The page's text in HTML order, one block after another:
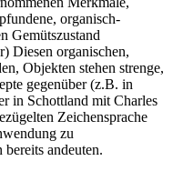
organisch-
Gemütszustand
Diesen organischen,
Objekten stehen strenge,
gegenüber (z.B. in
in Schottland mit Charles
Zeichensprache
zu
andeuten.